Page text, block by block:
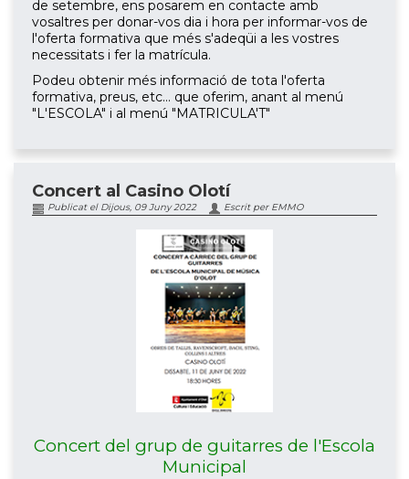
de setembre, ens posarem en contacte amb
vosaltres per donar-vos dia i hora per informar-vos de
l'oferta formativa que més s'adeqüi a les vostres
necessitats i fer la matrícula.
Podeu obtenir més informació de tota l'oferta
formativa, preus, etc... que oferim, anant al menú
"L'ESCOLA" i al menú "MATRICULA'T"
Concert al Casino Olotí
Publicat el Dijous, 09 Juny 2022 Escrit per EMMO
Concert del grup de guitarres de l'Escola
Municipal